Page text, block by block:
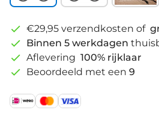
€29,95 verzendkosten of
Binnen 5 werkdagen
Aflevering 100% rijklaar
Beoordeeld met een 9